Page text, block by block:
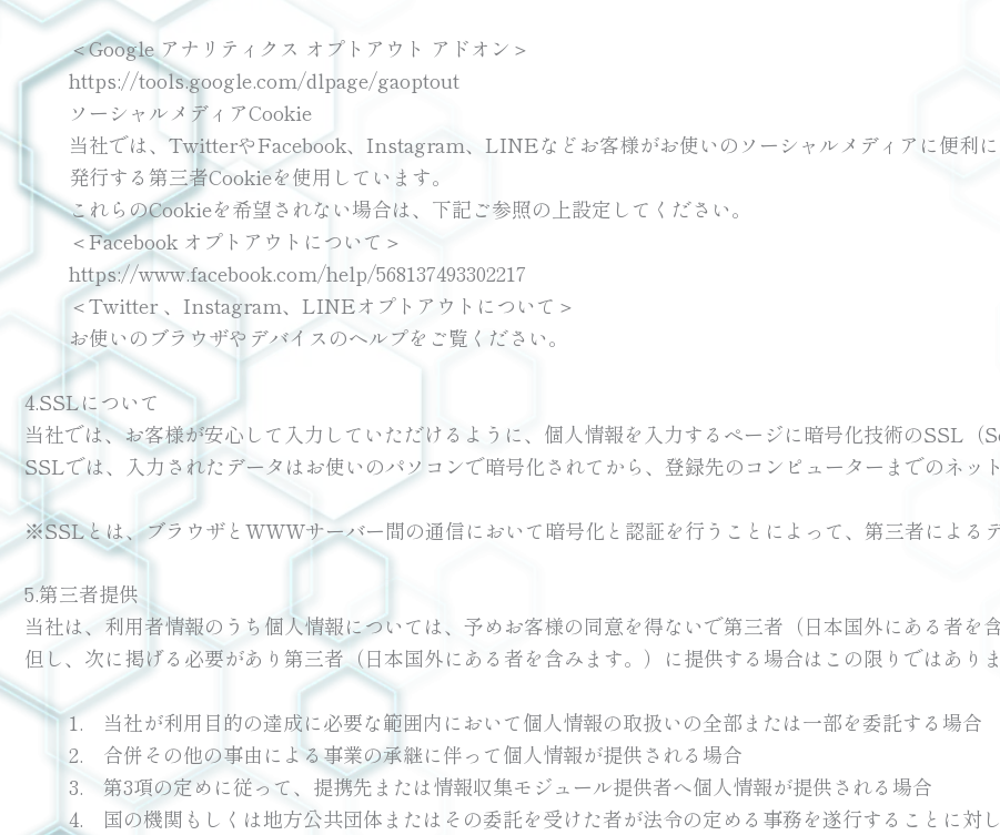
＜Google アナリティクス オプトアウト アドオン＞
https://tools.google.com/dlpage/gaoptout
ソーシャルメディアCookie
当社では、TwitterやFacebook、Instagram、LINEなどお客様がお使いのソーシャルメディアに便利
発行する第三者Cookieを使用しています。
これらのCookieを希望されない場合は、下記ご参照の上設定してください。
＜Facebook オプトアウトについて＞
https://www.facebook.com/help/568137493302217
＜Twitter 、Instagram、LINEオプトアウトについて＞
お使いのブラウザやデバイスのヘルプをご覧ください。
4.SSLについて
当社では、お客様が安心して入力していただけるように、個人情報を入力するページに暗号化技術のSSL（
SSLでは、入力されたデータはお使いのパソコンで暗号化されてから、登録先のコンピューターまでのネッ
※SSLとは、ブラウザとWWWサーバー間の通信において暗号化と認証を行うことによって、第三者による
5.第三者提供
当社は、利用者情報のうち個人情報については、予めお客様の同意を得ないで第三者（日本国外にある者を
但し、次に掲げる必要があり第三者（日本国外にある者を含みます。）に提供する場合はこの限りではありま
1. 当社が利用目的の達成に必要な範囲内において個人情報の取扱いの全部または一部を委託する場合
2. 合併その他の事由による事業の承継に伴って個人情報が提供される場合
3. 第3項の定めに従って、提携先または情報収集モジュール提供者へ個人情報が提供される場合
4. 国の機関もしくは地方公共団体またはその委託を受けた者が法令の定める事務を遂行することに対